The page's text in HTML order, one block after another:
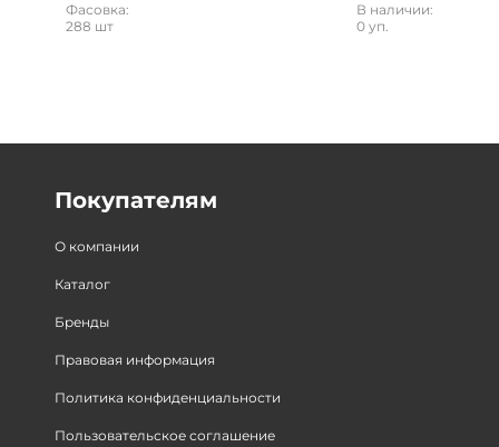
Фасовка:
288 шт
В наличии:
0 уп.
Покупателям
О компании
Каталог
Бренды
Правовая информация
Политика конфиденциальности
Пользовательское соглашение